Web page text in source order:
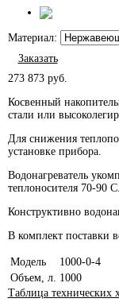
Материал:
Заказать
273 873руб.
Косвенный
стали или
Для снижения
установке прибора.
Водонагреватель
теплоносителя 70-90 С.
Конструктивно
В комплект поставки
Модель
1000-0-4
Объем, л. 1000
Таблица технических